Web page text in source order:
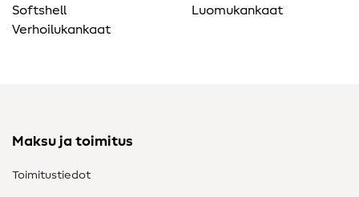
Softshell
Verhoilukankaat
Luomukankaat
Maksu ja toimitus
Toimitustiedot